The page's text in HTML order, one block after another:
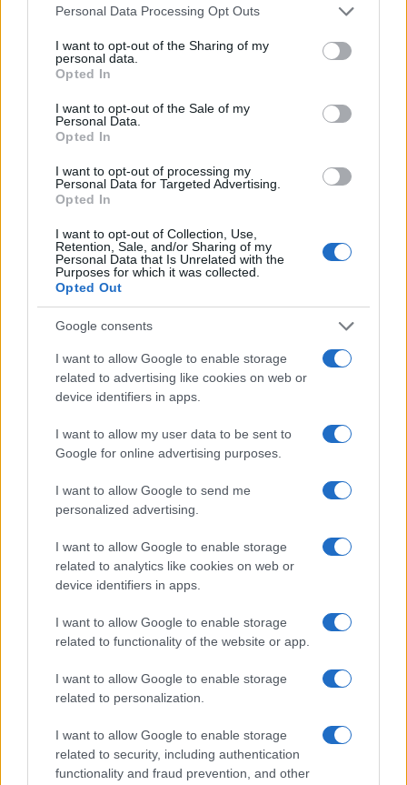
Personal Data Processing Opt Outs
I want to opt-out of the Sharing of my
personal data.
Opted In
I want to opt-out of the Sale of my
Personal Data.
Opted In
I want to opt-out of processing my
Personal Data for Targeted Advertising.
Opted In
I want to opt-out of Collection, Use,
Retention, Sale, and/or Sharing of my
Personal Data that Is Unrelated with the
Purposes for which it was collected.
Opted Out
Google consents
I want to allow Google to enable storage
related to advertising like cookies on web or
device identifiers in apps.
I want to allow my user data to be sent to
Google for online advertising purposes.
I want to allow Google to send me
personalized advertising.
I want to allow Google to enable storage
related to analytics like cookies on web or
device identifiers in apps.
I want to allow Google to enable storage
related to functionality of the website or app.
I want to allow Google to enable storage
related to personalization.
I want to allow Google to enable storage
related to security, including authentication
functionality and fraud prevention, and other
che diedero la vita per la libertà del proprio
popolo, che oggi l’Europa non vive più sotto il
giogo della dittatura. È grazie all’opera spirituale,
politica e diplomatica di un santo e di uno statista
Giovanni Paolo IIche diceva che l’Europa
deve respirare con due polmoni, quello
che premeva sulle guardie di frontiera della
Repubblica Democratica Tedesca affinché
aprissero i varchi verso ovest e pochi minuti dopo
danzava festante sulle rovine di quel muro che
abbiamo potuto riabbracciare nel comune ideale
europeo decine di milioni di nostri fratelli.
Proprio per ricordare quegli eventi del 1989, con
la legge n. 61 del 15 aprile 2005, la Repubblica
italiana ha dichiarato il 9 novembre «Giorno della
libertà», come ricorrenza dell’abbattimento del
muro di Berlino, evento simbolo per la liberazione
di Nazioni oppresse e auspicio di democrazia per
le popolazioni tuttora oppresse dal totalitarismo.
La libertà è il principale valore su cui si basa la
tentazione totalitaria. Nel celebrarla, la legge
condanna non soltanto i regimi del passato ma
repressione della libertà.
È una lotta per la libertà quella che sta portando
avanti ilpopolo ucrainoper difendere la propria
Nazione da una brutale aggressione, così come il
rispetto della libertà di ciascun popolo è il
fondamento della pace internazionale.
La libertà è un valore fondantedella nostra